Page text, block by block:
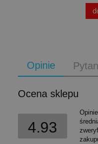
Opinie
Ocena sklepu
4.93